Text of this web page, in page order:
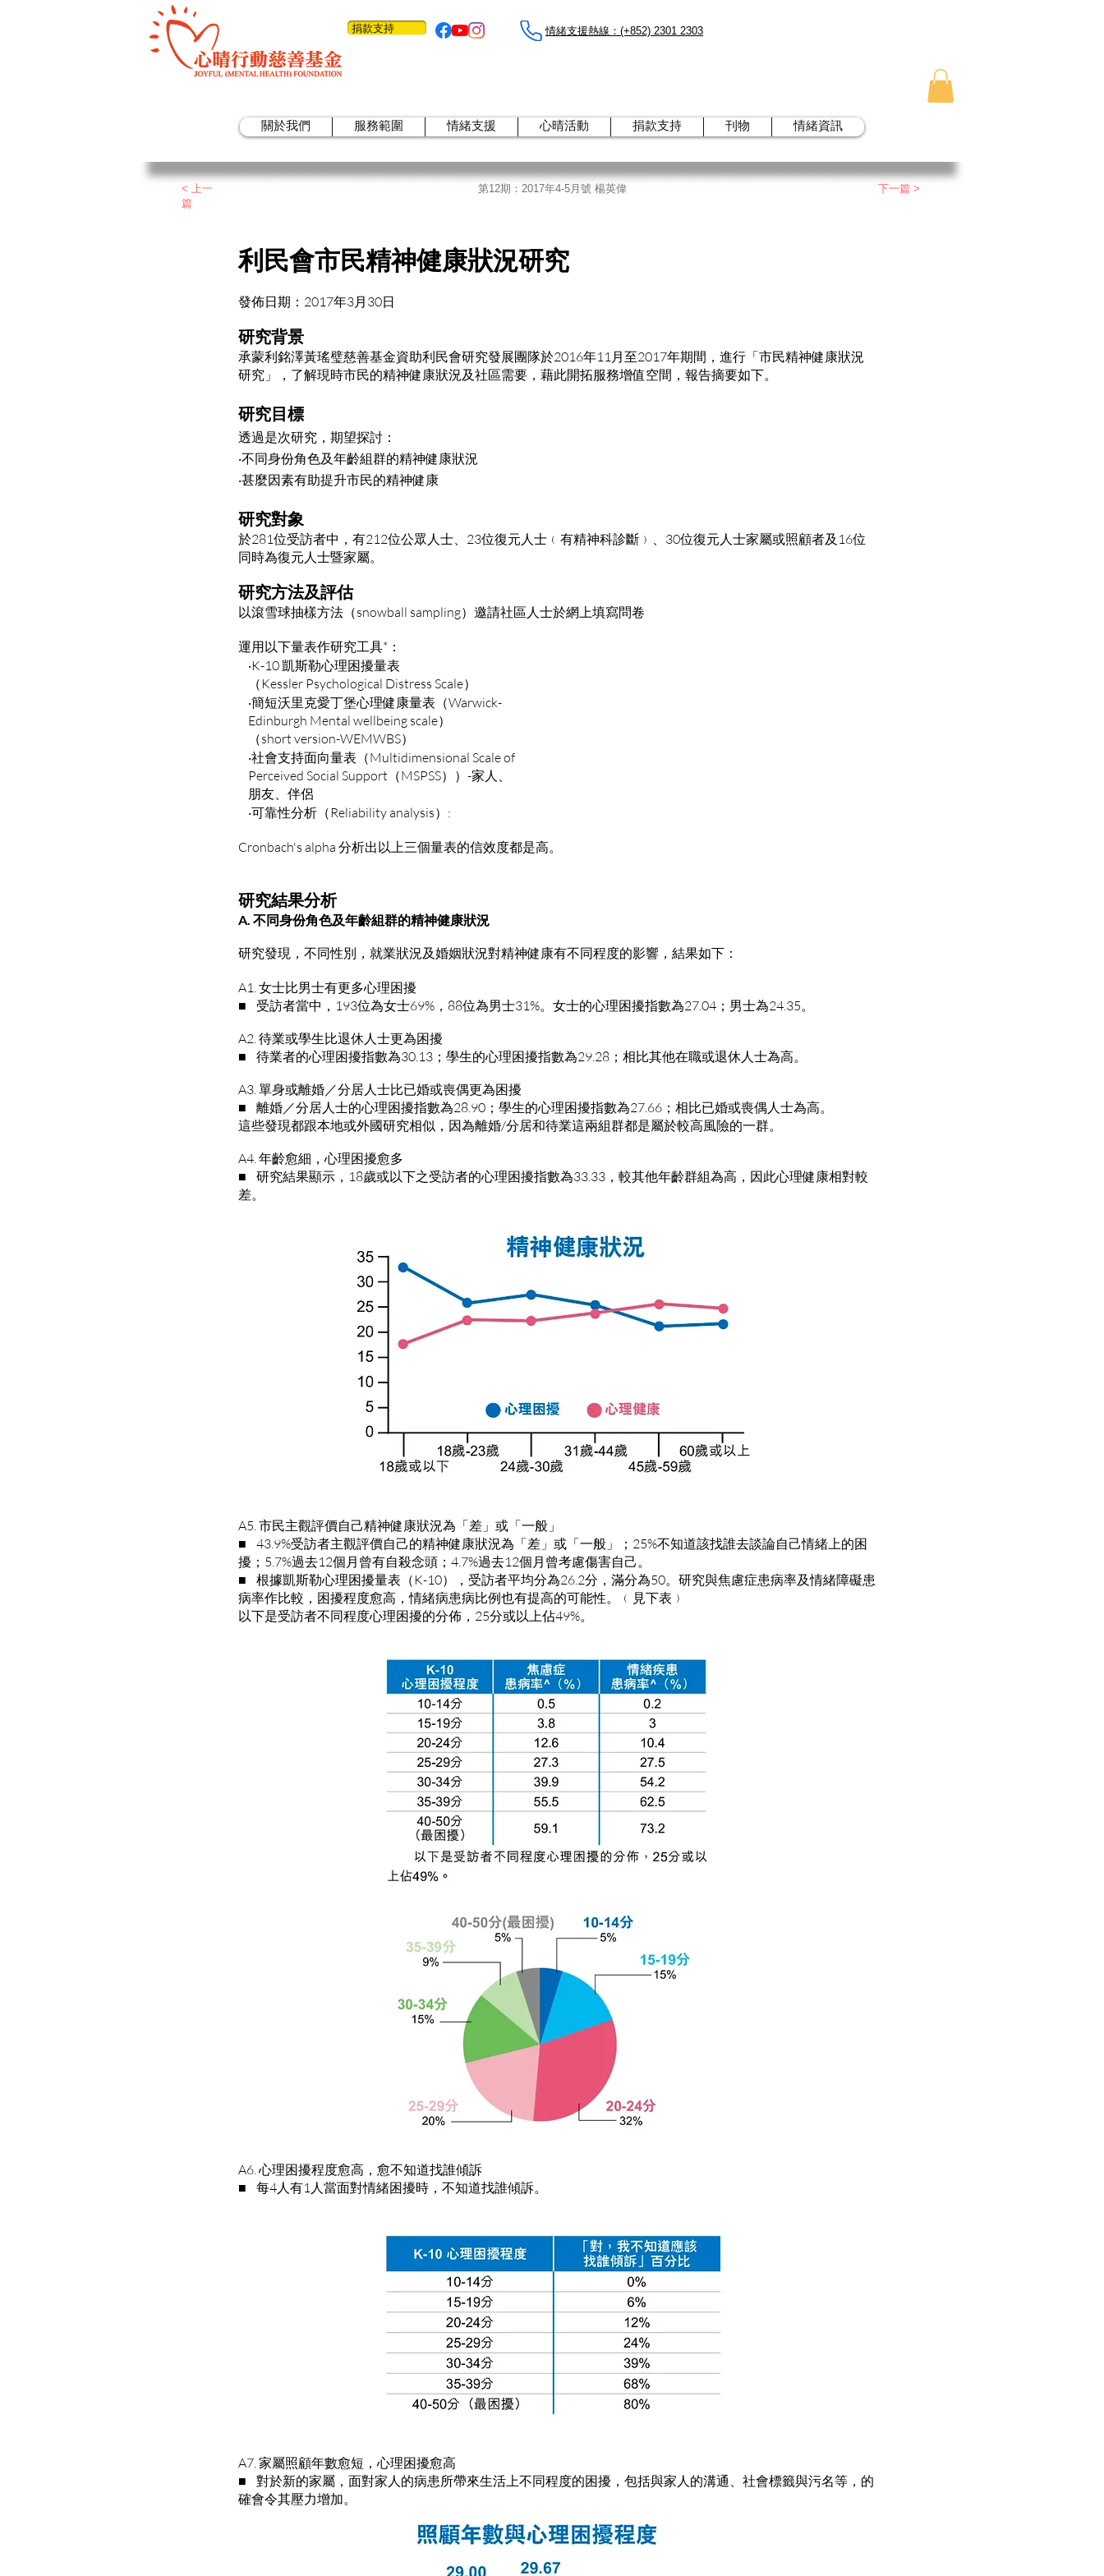
捐款支持 情緒支援熱線：​​(+852) 2301 2303
關於我們 服務範圍 情緒支援 心晴活動 捐款支持 刊物 情緒資訊
< 上一
篇
第12期：2017年4-5月號 楊英偉 下一篇 >
利民會市民精神健康狀況研究
發佈日期：2017年3月30日
研究背景
承蒙利銘澤黃瑤璧慈善基金資助利民會研究發展團隊於2016年11月至2017年期間，進行「市民精神健康狀況
研究」，了解現時市民的精神健康狀況及社區需要，藉此開拓服務增值空間，報告摘要如下。
研究目標
透過是次研究，期望探討：
‧不同身份角色及年齡組群的精神健康狀況
‧甚麼因素有助提升市民的精神健康
研究對象
於281位受訪者中，有212位公眾人士、23位復元人士﹙有精神科診斷﹚、30位復元人士家屬或照顧者及16位
同時為復元人士暨家屬。
研究方法及評估
以滾雪球抽樣方法（snowball sampling）邀請社區人士於網上填寫問卷
運用以下量表作研究工具*：
‧K-10 凱斯勒心理困擾量表
（Kessler Psychological Distress Scale）
‧簡短沃里克愛丁堡心理健康量表（Warwick-
Edinburgh Mental wellbeing scale）
（short version-WEMWBS）
‧社會支持面向量表（Multidimensional Scale of
Perceived Social Support（MSPSS））-家人、
朋友、伴侶
‧可靠性分析（Reliability analysis）:
Cronbach's alpha 分析出以上三個量表的信效度都是高。
研究結果分析
A. 不同身份角色及年齡組群的精神健康狀況
研究發現，不同性別，就業狀況及婚姻狀況對精神健康有不同程度的影響，結果如下：
A1. 女士比男士有更多心理困擾
■ 受訪者當中，193位為女士69%，88位為男士31%。女士的心理困擾指數為27.04；男士為24.35。
A2. 待業或學生比退休人士更為困擾
■ 待業者的心理困擾指數為30.13；學生的心理困擾指數為29.28；相比其他在職或退休人士為高。
A3. 單身或離婚／分居人士比已婚或喪偶更為困擾
■ 離婚／分居人士的心理困擾指數為28.90；學生的心理困擾指數為27.66；相比已婚或喪偶人士為高。
這些發現都跟本地或外國研究相似，因為離婚/分居和待業這兩組群都是屬於較高風險的一群。
A4. 年齡愈細，心理困擾愈多
■ 研究結果顯示，18歲或以下之受訪者的心理困擾指數為33.33，較其他年齡群組為高，因此心理健康相對較
差。
A5. 市民主觀評價自己精神健康狀況為「差」或「一般」
■ 43.9%受訪者主觀評價自己的精神健康狀況為「差」或「一般」；25%不知道該找誰去談論自己情緒上的困
擾；5.7%過去12個月曾有自殺念頭；4.7%過去12個月曾考慮傷害自己。
■ 根據凱斯勒心理困擾量表（K-10），受訪者平均分為26.2分，滿分為50。研究與焦慮症患病率及情緒障礙患
病率作比較，困擾程度愈高，情緒病患病比例也有提高的可能性。﹙見下表﹚
以下是受訪者不同程度心理困擾的分佈，25分或以上佔49%。
A6. 心理困擾程度愈高，愈不知道找誰傾訴
■ 每4人有1人當面對情緒困擾時，不知道找誰傾訴。
A7. 家屬照顧年數愈短，心理困擾愈高
■ 對於新的家屬，面對家人的病患所帶來生活上不同程度的困擾，包括與家人的溝通、社會標籤與污名等，的
確會令其壓力增加。